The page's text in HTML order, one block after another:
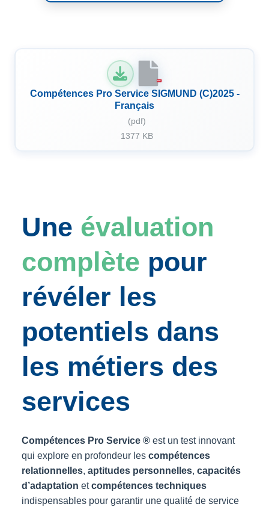
PDF
Compétences Pro Service SIGMUND (C)2025 -
Français
(pdf)
1377 KB
Une évaluation
complète pour
révéler les
potentiels dans
les métiers des
services
Compétences Pro Service ® est un test innovant
qui explore en profondeur les compétences
relationnelles, aptitudes personnelles, capacités
d’adaptation etcompétences techniques
indispensables pour garantir une qualité de service